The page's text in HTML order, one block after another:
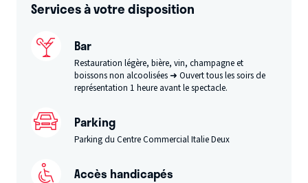
Services à votre disposition
Bar
Restauration légère, bière, vin, champagne et
boissons non alcoolisées ➜ Ouvert tous les soirs de
représentation 1 heure avant le spectacle.
Parking
Parking du Centre Commercial Italie Deux
Accès handicapés